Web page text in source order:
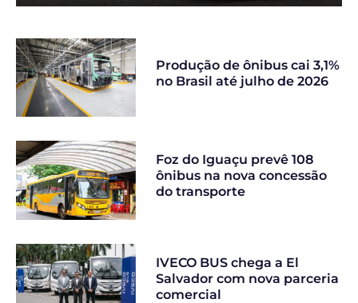
Produção de ônibus cai 3,1%
no Brasil até julho de 2026
Foz do Iguaçu prevê 108
ônibus na nova concessão
do transporte
IVECO BUS chega a El
Salvador com nova parceria
comercial